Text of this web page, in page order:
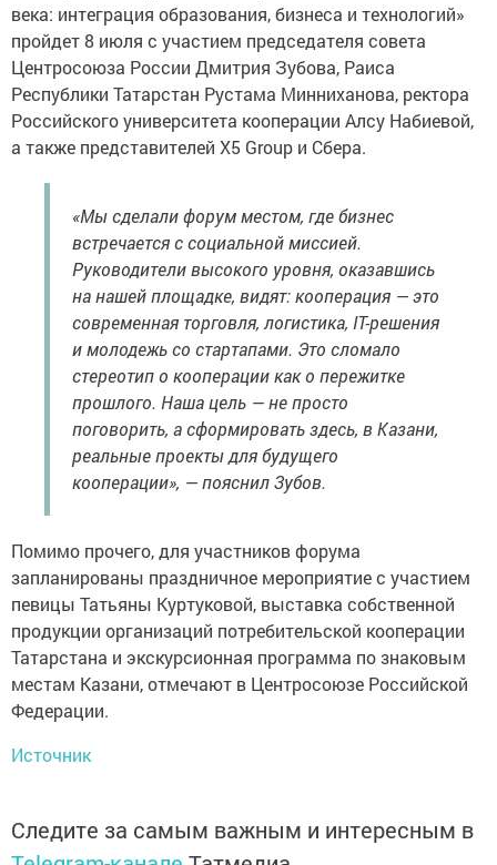
века: интеграция образования, бизнеса и технологий»
пройдет 8 июля с участием председателя совета
Центросоюза России Дмитрия Зубова, Раиса
Республики Татарстан Рустама Минниханова, ректора
Российского университета кооперации Алсу Набиевой,
а также представителей X5 Group и Сбера.
«Мы сделали форум местом, где бизнес
встречается с социальной миссией.
Руководители высокого уровня, оказавшись
на нашей площадке, видят: кооперация — это
современная торговля, логистика, IT-решения
и молодежь со стартапами. Это сломало
стереотип о кооперации как о пережитке
прошлого. Наша цель — не просто
поговорить, а сформировать здесь, в Казани,
реальные проекты для будущего
кооперации», — пояснил Зубов.
Помимо прочего, для участников форума
запланированы праздничное мероприятие с участием
певицы Татьяны Куртуковой, выставка собственной
продукции организаций потребительской кооперации
Татарстана и экскурсионная программа по знаковым
местам Казани, отмечают в Центросоюзе Российской
Федерации.
Источник
Следите за самым важным и интересным в